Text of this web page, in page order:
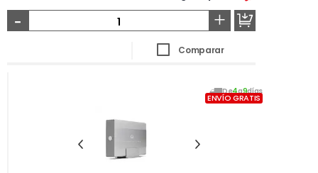
- +
Comparar
De4a9días
ENVÍO GRATIS